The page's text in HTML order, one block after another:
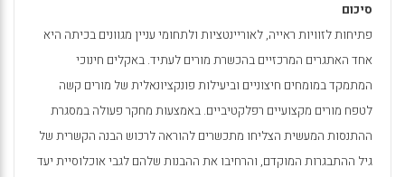
סיכום
פתיחות לזוויות ראייה, לאוריינטציות ולתחומי עניין מגוונים בכיתה היא
אחד האתגרים המרכזיים בהכשרת מורים לעתיד. באקלים חינוכי
המתמקד במומחים חיצוניים וביעילות פונקציונאלית של מורים קשה
לטפח מורים מקצועיים רפלקטיביים. באמצעות מחקר פעולה במסגרת
ההתנסות המעשית הצליחו מתכשרים להוראה לרכוש הבנה הקשרית של
גיל ההתבגרות המוקדם, והרחיבו את ההבנות שלהם לגבי אוכלוסיית יעד